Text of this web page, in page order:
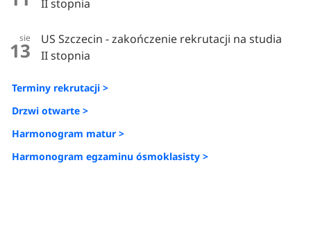
II stopnia
sie
13
US Szczecin - zakończenie rekrutacji na studia
II stopnia
Terminy rekrutacji >
Drzwi otwarte >
Harmonogram matur >
Harmonogram egzaminu ósmoklasisty >